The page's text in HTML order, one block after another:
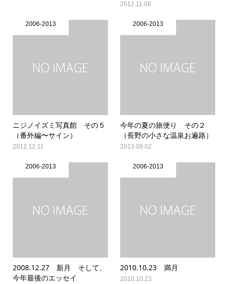
2012.11.08
2006-2013
ニジノイズミ写真館 その５
（番外編〜サイン）
2012.12.11
2006-2013
今年の夏の旅便り その２
（長野の小さな温泉お遍路）
2013.09.02
2006-2013
2008.12.27 新月 そして、
今年最後のエッセイ
2006-2013
2010.10.23 満月
2010.10.23